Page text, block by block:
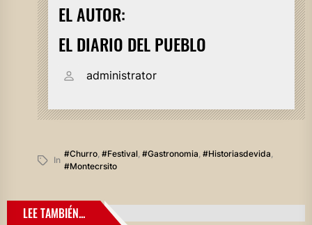
EL AUTOR:
EL DIARIO DEL PUEBLO
administrator
In
#churro, #festival, #gastronomia #historiasdevida
#montecrsito
LEE TAMBIÉN...